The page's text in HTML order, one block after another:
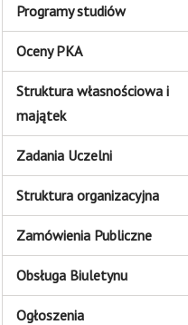
Programy studiów
Oceny PKA
Struktura własnościowa i
majątek
Zadania Uczelni
Struktura organizacyjna
Zamówienia Publiczne
Obsługa Biuletynu
Ogłoszenia